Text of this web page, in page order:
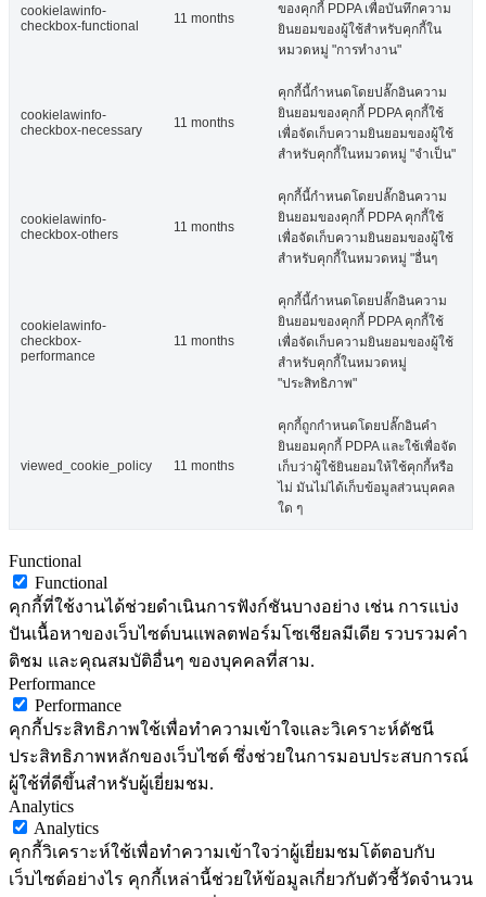
cookielawinfo-
checkbox-functional
11 months
ของคุกกี้ PDPA เพื่อบันทึกความ
ยินยอมของผู้ใช้สำหรับคุกกี้ใน
หมวดหมู่ "การทำงาน"
cookielawinfo-
checkbox-necessary
11 months
คุกกี้นี้กำหนดโดยปลั๊กอินความ
ยินยอมของคุกกี้ PDPA คุกกี้ใช้
เพื่อจัดเก็บความยินยอมของผู้ใช้
สำหรับคุกกี้ในหมวดหมู่ "จำเป็น"
cookielawinfo-
checkbox-others
11 months
คุกกี้นี้กำหนดโดยปลั๊กอินความ
ยินยอมของคุกกี้ PDPA คุกกี้ใช้
เพื่อจัดเก็บความยินยอมของผู้ใช้
สำหรับคุกกี้ในหมวดหมู่ "อื่นๆ
cookielawinfo-
checkbox-
performance
11 months
คุกกี้นี้กำหนดโดยปลั๊กอินความ
ยินยอมของคุกกี้ PDPA คุกกี้ใช้
เพื่อจัดเก็บความยินยอมของผู้ใช้
สำหรับคุกกี้ในหมวดหมู่
"ประสิทธิภาพ"
viewed_cookie_policy 11 months
คุกกี้ถูกกำหนดโดยปลั๊กอินคำ
ยินยอมคุกกี้ PDPA และใช้เพื่อจัด
เก็บว่าผู้ใช้ยินยอมให้ใช้คุกกี้หรือ
ไม่ มันไม่ได้เก็บข้อมูลส่วนบุคคล
ใด ๆ
Functional
Functional
คุกกี้ที่ใช้งานได้ช่วยดำเนินการฟังก์ชันบางอย่าง เช่น การแบ่ง
ปันเนื้อหาของเว็บไซต์บนแพลตฟอร์มโซเชียลมีเดีย รวบรวมคำ
ติชม และคุณสมบัติอื่นๆ ของบุคคลที่สาม.
Performance
Performance
คุกกี้ประสิทธิภาพใช้เพื่อทำความเข้าใจและวิเคราะห์ดัชนี
ประสิทธิภาพหลักของเว็บไซต์ ซึ่งช่วยในการมอบประสบการณ์
ผู้ใช้ที่ดีขึ้นสำหรับผู้เยี่ยมชม.
Analytics
Analytics
คุกกี้วิเคราะห์ใช้เพื่อทำความเข้าใจว่าผู้เยี่ยมชมโต้ตอบกับ
เว็บไซต์อย่างไร คุกกี้เหล่านี้ช่วยให้ข้อมูลเกี่ยวกับตัวชี้วัดจำนวน